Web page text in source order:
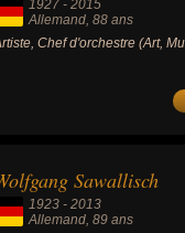
1927 - 2015
Allemand, 88 ans
Chef d'orchestre (Art,
Sawallisch
1923 - 2013
Allemand , 89 ans